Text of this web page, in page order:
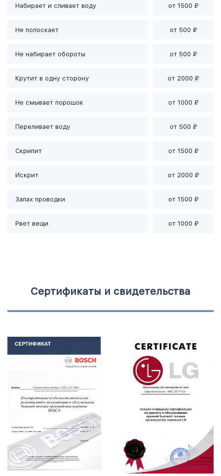
Набирает и сливает воду от 1500 ₽
Не полоскает от 500 ₽
Не набирает обороты от 500 ₽
Крутит в одну сторону от 2000 ₽
Не смывает порошок от 1000 ₽
Переливает воду от 500 ₽
Скрипит от 1500 ₽
Искрит от 2000 ₽
Запах проводки от 1500 ₽
Рвет вещи от 1000 ₽
Сертификаты и свидетельства